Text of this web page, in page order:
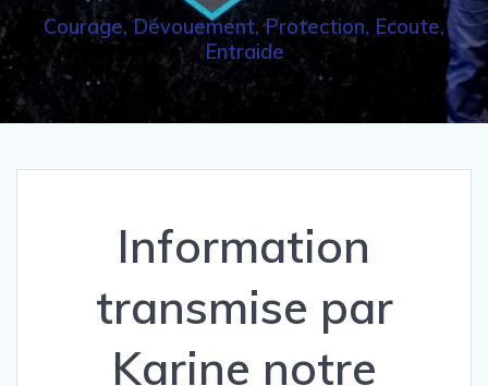
Courage, Dévouement, Protection, Ecoute,
Entraide
Information
transmise par
Karine notre